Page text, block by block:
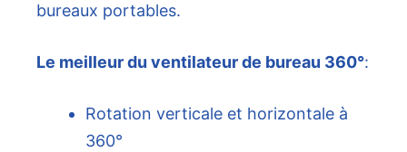
bureaux portables.
Le meilleur du ventilateur de bureau 360°:
Rotation verticale et horizontale à
360°